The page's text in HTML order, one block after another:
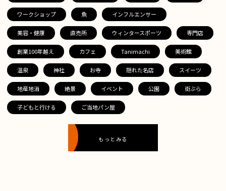
ワークショップ 魚 インフルエンサー
美容・健康 直売所 ウィンタースポーツ 専門店
創業100年越え カフェ Tanimachi 美術館
温泉 神社 お寺 隠れた名店 スイーツ
地産地消 絶景 イベント 公園 街ぶら
子どもと行ける ご当地パン屋
もっとみる